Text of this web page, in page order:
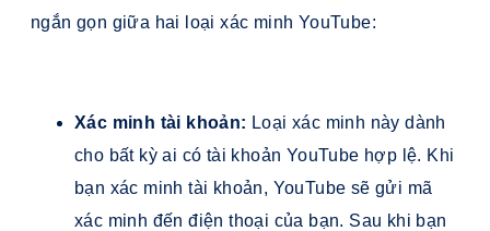
ngắn gọn giữa hai loại xác minh YouTube:
Xác minh tài khoản: Loại xác minh này dành
cho bất kỳ ai có tài khoản YouTube hợp lệ. Khi
bạn xác minh tài khoản, YouTube sẽ gửi mã
xác minh đến điện thoại của bạn. Sau khi bạn